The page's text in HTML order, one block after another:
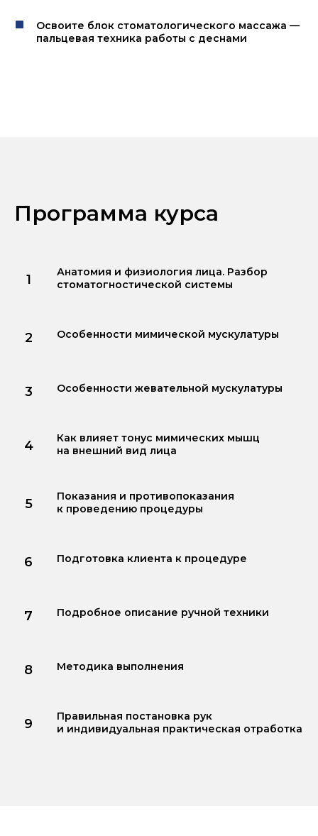
Освоите блок стоматологического массажа —
пальцевая техника работы с деснами
Программа курса
Анатомия и физиология лица. Разбор
стоматогностической системы
Особенности мимической мускулатуры
Особенности жевательной мускулатуры
Как влияет тонус мимических мышц
на внешний вид лица
Показания и противопоказания
к проведению процедуры
Подготовка клиента к процедуре
Подробное описание ручной техники
Методика выполнения
Правильная постановка рук
и индивидуальная практическая отработка